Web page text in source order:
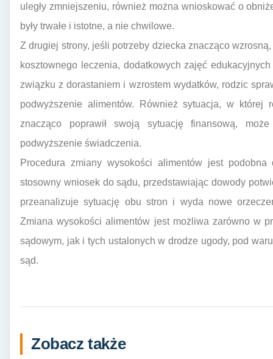
uległy zmniejszeniu, również można wnioskować o
były trwałe i istotne, a nie chwilowe.
Z drugiej strony, jeśli potrzeby dziecka znacząco
kosztownego leczenia, dodatkowych zajęć
związku z dorastaniem i wzrostem wydatków, rodzic
podwyższenie alimentów. Również sytuacja, w której
znacząco poprawił swoją sytuację finansową,
podwyższenie świadczenia.
Procedura zmiany wysokości alimentów jest
stosowny wniosek do sądu, przedstawiając dowody
przeanalizuje sytuację obu stron i wyda nowe
Zmiana wysokości alimentów jest możliwa zarówno w
sądowym, jak i tych ustalonych w drodze ugody, pod
sąd.
Zobacz także